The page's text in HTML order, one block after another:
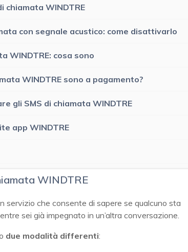
chiamata WINDTRE
con segnale acustico: come disattivarlo
WINDTRE: cosa sono
WINDTRE sono a pagamento?
gli SMS di chiamata WINDTRE
app WINDTRE
WINDTRE
servizio che consente di sapere se qualcuno sta
sei già impegnato in un’altra conversazione.
due modalità differenti: